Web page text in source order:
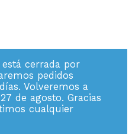
cerrada por
pedidos
Volveremos a
de agosto. Gracias
cualquier